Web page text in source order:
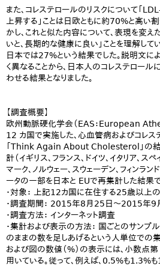
また、コレステロールのリスクについて「
上昇する」ことは日欧ともに約70%と高い
かし、これと似た内容について、表現を変
いと、長期的な健康に良い」ことを理解して
日本では27%という結果でした。説明文に
く異なることから、日本人のコレステロー
わせる結果となりました。
【調査概要】
欧州動脈硬化学会（EAS：European
12 カ国で実施した、心血管病およびコレ
「Think Again About Cholesterol」の結
計（イギリス、フランス、ドイツ、イタリア、ス
マーク、ノルウェー、スウェーデン、フィンラ
ータの一部を日本と EUで再集計した結果で
・対象： 上記12カ国に在住する25歳以
・調査期間： 2015年8月25日～2015年9
・調査方法： インターネット調査
・集計および表示の方法： 国ごとのサンプ
のままの数を足しあげるという人単位での
および図の数値（%）の表示には、小数点
用いている。従って、例えば、0.5%も1.3%